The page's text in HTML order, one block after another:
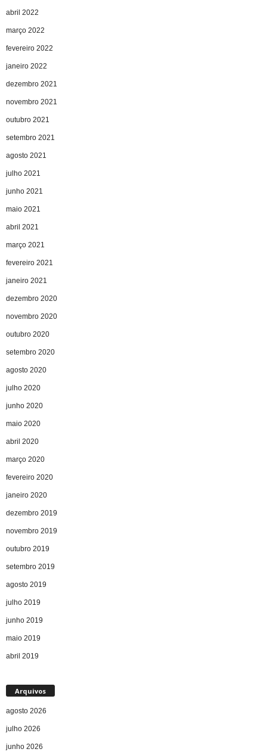
abril 2022
março 2022
fevereiro 2022
janeiro 2022
dezembro 2021
novembro 2021
outubro 2021
setembro 2021
agosto 2021
julho 2021
junho 2021
maio 2021
abril 2021
março 2021
fevereiro 2021
janeiro 2021
dezembro 2020
novembro 2020
outubro 2020
setembro 2020
agosto 2020
julho 2020
junho 2020
maio 2020
abril 2020
março 2020
fevereiro 2020
janeiro 2020
dezembro 2019
novembro 2019
outubro 2019
setembro 2019
agosto 2019
julho 2019
junho 2019
maio 2019
abril 2019
Arquivos
agosto 2026
julho 2026
junho 2026